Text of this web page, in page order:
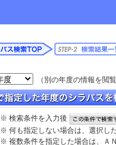
（別の年度の情報を閲
※ 検索条件を入力後
※ 何も指定しない場合は、選択し
※ 複数条件を指定した場合は、Ａ